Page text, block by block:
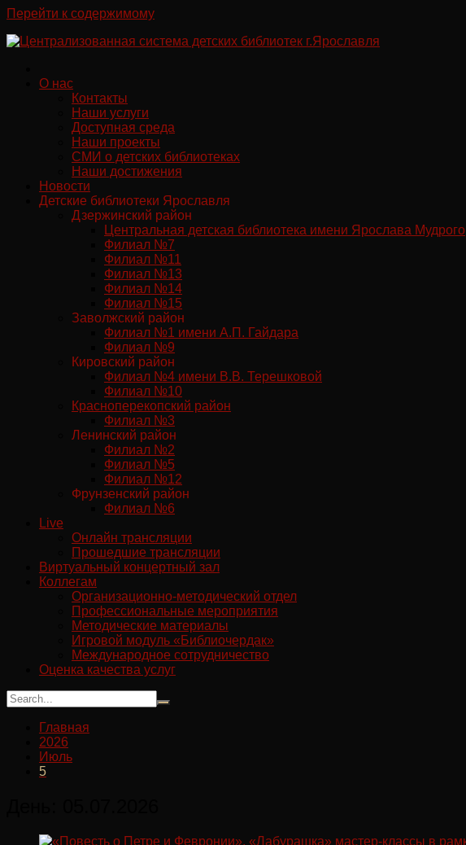
Перейти к содержимому
О нас
Контакты
Наши услуги
Доступная среда
Наши проекты
СМИ о детских библиотеках
Наши достижения
Новости
Детские библиотеки Ярославля
Дзержинский район
Центральная детская библиотека имени Ярослава Мудрого
Филиал №7
Филиал №11
Филиал №13
Филиал №14
Филиал №15
Заволжский район
Филиал №1 имени А.П. Гайдара
Филиал №9
Кировский район
Филиал №4 имени В.В. Терешковой
Филиал №10
Красноперекопский район
Филиал №3
Ленинский район
Филиал №2
Филиал №5
Филиал №12
Фрунзенский район
Филиал №6
Live
Онлайн трансляции
Прошедшие трансляции
Виртуальный концертный зал
Коллегам
Организационно-методический отдел
Профессиональные мероприятия
Методические материалы
Игровой модуль «Библиочердак»
Международное сотрудничество
Оценка качества услуг
Главная
2026
Июль
5